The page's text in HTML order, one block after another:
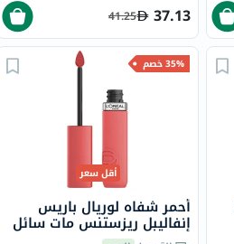
37.13
41.25
35% خصم
أقل سعر
أحمر شفاه لوريال باريس
إنفاليبل ريزستنس مات سائل